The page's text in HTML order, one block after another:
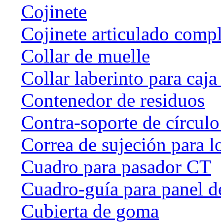
Cojinete
Cojinete articulado
Collar de muelle
Collar laberinto para
Contenedor de residuos
Contra-soporte de
Correa de sujeción para
Cuadro para pasador CT
Cuadro-guía para panel
Cubierta de goma